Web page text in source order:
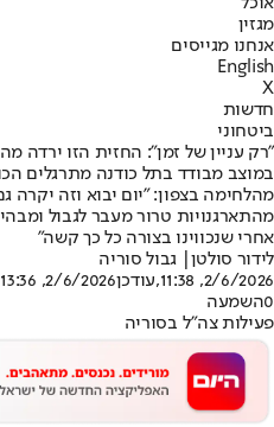
מגזין
אנחנו מגייסים
English
X
חדשות
ביטחוני
"רק עניין של זמן": החזית הזו ירדה
במוצב מבודד בתל כודנה מתרגלים
מהלחימה בצפון: "יום יבוא וזה יקרה
מהתארגנויות טרור מעבר לגבול
אחרי שנכווינו בצורה כל כך קשה"
לידור סולטן | גבול סוריה
2/6/2026, 11:38
,עודכן2/6/2026, 13:36
0השמעה
פעילות צה"ל בסוריה